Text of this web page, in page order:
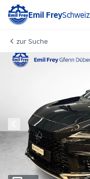
Emil FreySchweiz
zur Suche